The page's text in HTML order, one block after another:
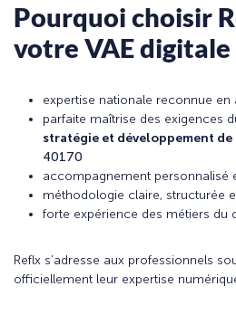
Pourquoi choisir
votre VAE digitale
expertise nationale reconnue
parfaite maîtrise des exigences
stratégie et développement
40170
accompagnement personnalisé
méthodologie claire, structurée
forte expérience des métiers du
Reflx s’adresse aux professionnels
officiellement leur expertise